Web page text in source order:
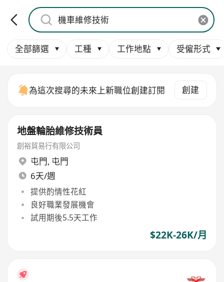
全部篩選 工種 工作地點 受僱形式
為這次搜尋的未來上新職位創建訂閱 創建
地盤輪胎維修技術員
創裕貿易行有限公司
屯門, 屯門
6天/週
提供酌情性花紅
良好職業發展機會
試用期後5.5天工作
$22K-26K/月